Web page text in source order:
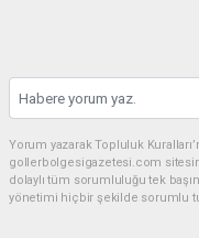
Yorum yazarak Topluluk
gollerbolgesigazetesi.com
dolaylı tüm sorumluluğu tek
yönetimi hiçbir şekilde sorumlu